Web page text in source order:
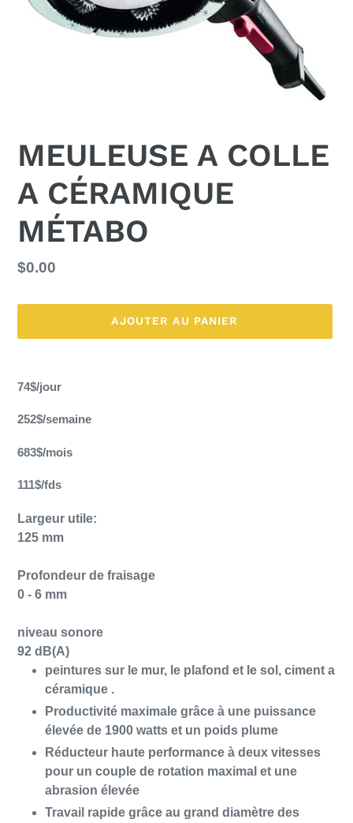
MEULEUSE A COLLE
A CÉRAMIQUE
MÉTABO
Prix
$0.00
AJOUTER AU PANIER
d'un
produit
à
panier
74$/jour
252$/semaine
683$/mois
111$/fds
Largeur utile:
125 mm
Profondeur de fraisage
0 - 6 mm
niveau sonore
92 dB(A)
peintures sur le mur, le plafond et le sol, ciment a
céramique .
Productivité maximale grâce à une puissance
élevée de 1900 watts et un poids plume
Réducteur haute performance à deux vitesses
pour un couple de rotation maximal et une
abrasion élevée
Travail rapide grâce au grand diamètre des